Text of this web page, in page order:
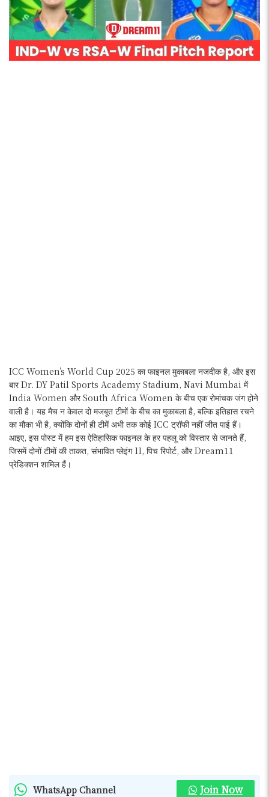
ICC Women’s World Cup 2025 का फाइनल मुकाबला नजदीक है, और इस
बार Dr. DY Patil Sports Academy Stadium, Navi Mumbai में
India Women और South Africa Women के बीच एक रोमांचक जंग होने
वाली है। यह मैच न केवल दो मजबूत टीमों के बीच का मुकाबला है, बल्कि इतिहास रचने
का मौका भी है, क्योंकि दोनों ही टीमें अभी तक कोई ICC ट्रॉफी नहीं जीत पाई हैं।
आइए, इस पोस्ट में हम इस ऐतिहासिक फाइनल के हर पहलू को विस्तार से जानते हैं,
जिसमें दोनों टीमों की ताकत, संभावित प्लेइंग 11, पिच रिपोर्ट, और Dream11
प्रेडिक्शन शामिल हैं।
WhatsApp Channel Join Now